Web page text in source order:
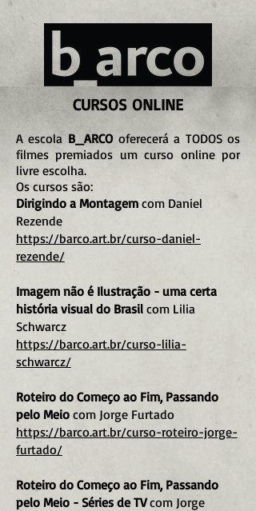
CURSOS ONLINE
A escola B_ARCOoferecerá a TODOS os
filmes premiados um curso online por
livre escolha.
Os cursos são:
Dirigindo a Montagem com Daniel
Rezende
https://barco.art.br/curso-daniel-
rezende/
Imagem não é Ilustração - uma certa
história visual do Brasil com Lilia
Schwarcz
https://barco.art.br/curso-lilia-
schwarcz/
Roteiro do Começo ao Fim, Passando
pelo Meio com Jorge Furtado
https://barco.art.br/curso-roteiro-jorge-
furtado/
Roteiro do Começo ao Fim, Passando
pelo Meio - Séries de TVcom Jorge